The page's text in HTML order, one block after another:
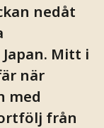
nedåt
Mitt i
när
med
från